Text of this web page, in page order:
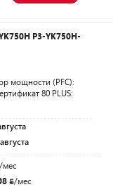
P3-YK750H-
мощности (PFC):
80 PLUS:
/мес
/мес